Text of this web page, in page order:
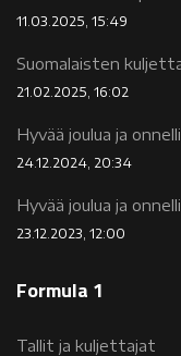
11.03.2025, 15:49
Suomalaisten
21.02.2025, 16:02
Hyvää joulua ja
24.12.2024, 20:34
Hyvää joulua ja
23.12.2023, 12:00
Formula 1
Tallit ja kuljettajat